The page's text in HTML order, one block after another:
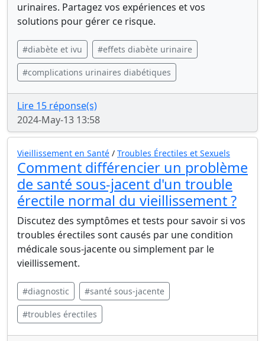
urinaires. Partagez vos expériences et vos
solutions pour gérer ce risque.
#diabète et ivu #effets diabète urinaire
#complications urinaires diabétiques
Lire 15 réponse(s)
2024-May-13 13:58
Vieillissement en Santé / Troubles Érectiles et Sexuels
Comment différencier un problème
de santé sous-jacent d'un trouble
érectile normal du vieillissement ?
Discutez des symptômes et tests pour savoir si vos
troubles érectiles sont causés par une condition
médicale sous-jacente ou simplement par le
vieillissement.
#diagnostic #santé sous-jacente
#troubles érectiles